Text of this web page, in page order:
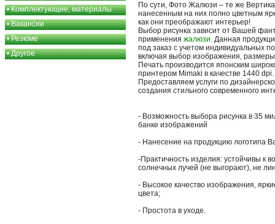
•Комплектующие, материалы
•Вакансии
•Резюме
•Другое
По сути, Фото Жалюзи – те же
нанесенным на них полно цветным
как они преображают интерьер!
Выбор рисунка зависит от Вашей
применения жалюзи. Данная
под заказ с учетом индивидуальных
включая выбор изображения,
Печать производится японским
принтером Mimaki в качестве 1440 dpi.
Предоставляем услуги по
создания стильного современного
- Возможность выбора рисунка в 35
банке изображений
- Нанесение на продукцию логотипа
-Практичность изделия: устойчивы к
солнечных лучей (не выгорают), не
- Высокое качество изображения,
цвета;
- Простота в уходе.